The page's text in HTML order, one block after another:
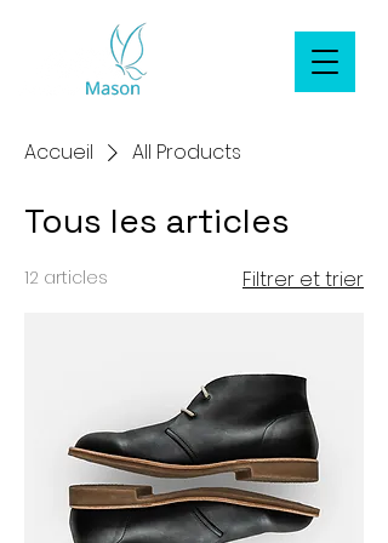
Accueil All Products
Tous les articles
12 articles Filtrer et trier